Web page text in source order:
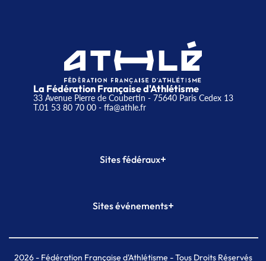
La Fédération Française d'Athlétisme
33 Avenue Pierre de Coubertin - 75640 Paris Cedex 13
T.01 53 80 70 00- ffa@athle.fr
Sites fédéraux+
Plateforme Formation
Sites événements+
Meeting de Paris indoor
MAIF Ekiden de Paris
2026- Fédération Française d'Athlétisme - Tous Droits Réservés